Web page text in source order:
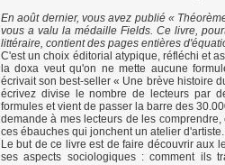
En août dernier, vous avez publié «
vous a valu la médaille Fields. Ce livre,
littéraire, contient des pages entières
C'est un choix éditorial atypique, réfléchi et
la doxa veut qu'on ne mette aucune
écrivait son best-seller « Une brève histoire
écrivez divise le nombre de lecteurs par
formules et vient de passer la barre des
demande à mes lecteurs de les
ces ébauches qui jonchent un atelier d'artiste.
Le but de ce livre est de faire découvrir aux
ses aspects sociologiques : comment ils